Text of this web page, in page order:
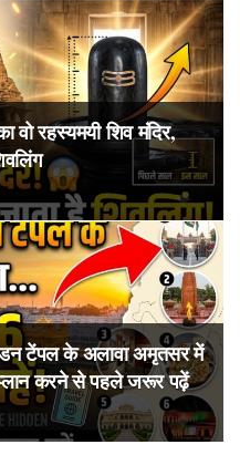
रहस्यमयी शिव मंदिर,
टेंपल के अलावा अमृतसर में
प्लान करने से पहले जरूर पढ़ें